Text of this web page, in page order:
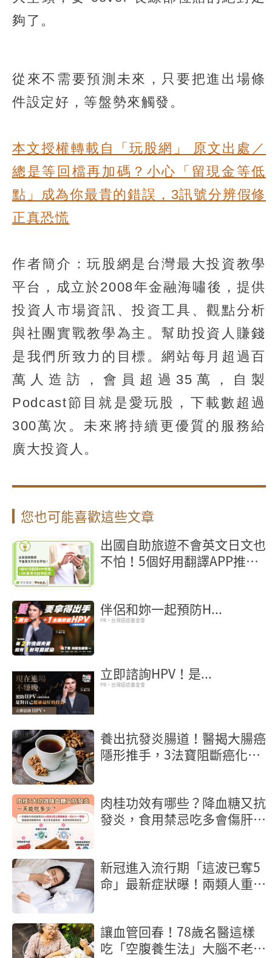
夠了。
從來不需要預測未來，只要把進出場條
件設定好，等盤勢來觸發。
本文授權轉載自「玩股網」 原文出處／
總是等回檔再加碼？小心「留現金等低
點」成為你最貴的錯誤，3訊號分辨假修
正真恐慌
作者簡介：玩股網是台灣最大投資教學
平台，成立於2008年金融海嘯後，提供
投資人市場資訊、投資工具、觀點分析
與社團實戰教學為主。幫助投資人賺錢
是我們所致力的目標。網站每月超過百
萬人造訪，會員超過35萬，自製
Podcast節目就是愛玩股，下載數超過
300萬次。未來將持續更優質的服務給
廣大投資人。
您也可能喜歡這些文章
出國自助旅遊不會英文日文也
不怕！5個好用翻譯APP推
伴侶和妳一起預防H...
PR・台灣癌症基金會
立即諮詢HPV！是...
PR・台灣癌症基金會
養出抗發炎腸道！醫揭大腸癌
隱形推手，3法寶阻斷癌化核
肉桂功效有哪些？降血糖又抗
發炎，食用禁忌吃多會傷肝
新冠進入流行期「這波已奪5
命」最新症狀曝！兩類人重症
讓血管回春！78歲名醫這樣
吃「空腹養生法」大腦不老又